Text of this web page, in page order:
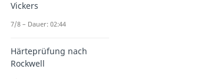
Vickers
7/8 – Dauer: 02:44
Härteprüfung nach
Rockwell